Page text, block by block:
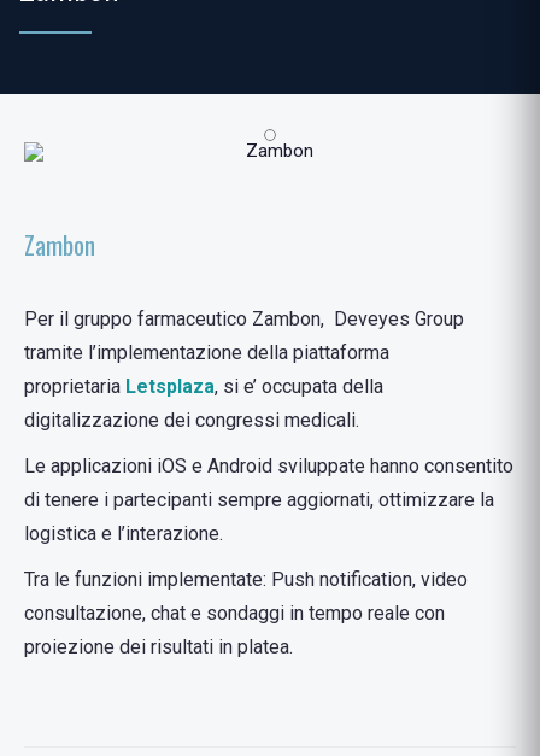
Zambon
Per il gruppo farmaceutico Zambon, Deveyes Group
tramite l’implementazione della piattaforma
proprietaria Letsplaza, si e’ occupata della
digitalizzazione dei congressi medicali.
Le applicazioni iOS e Android sviluppate hanno consentito
di tenere i partecipanti sempre aggiornati, ottimizzare la
logistica e l’interazione.
Tra le funzioni implementate: Push notification, video
consultazione, chat e sondaggi in tempo reale con
proiezione dei risultati in platea.